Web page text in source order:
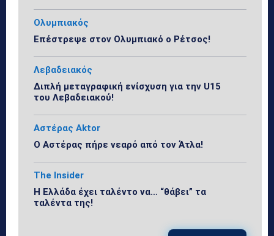
Ολυμπιακός
Επέστρεψε στον Ολυμπιακό ο Ρέτσος!
Λεβαδειακός
Διπλή μεταγραφική ενίσχυση για την U15
του Λεβαδειακού!
Αστέρας Aktor
Ο Αστέρας πήρε νεαρό από τον Άτλα!
The Insider
Η Ελλάδα έχει ταλέντο να… “θάβει” τα
ταλέντα της!